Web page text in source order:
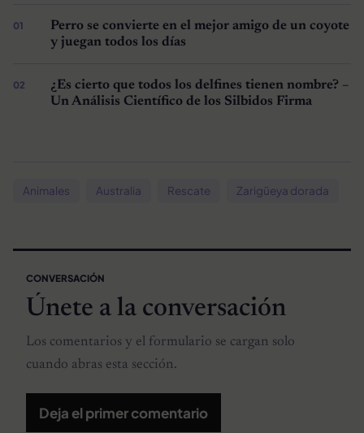
Perro se convierte en el mejor amigo de un coyote
y juegan todos los días
¿Es cierto que todos los delfines tienen nombre? –
Un Análisis Científico de los Silbidos Firma
Animales Australia Rescate Zarigüeya dorada
CONVERSACIÓN
Únete a la conversación
Los comentarios y el formulario se cargan solo
cuando abras esta sección.
Deja el primer comentario